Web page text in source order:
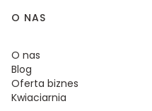
O NAS
O nas
Blog
Oferta biznes
Kwiaciarnia